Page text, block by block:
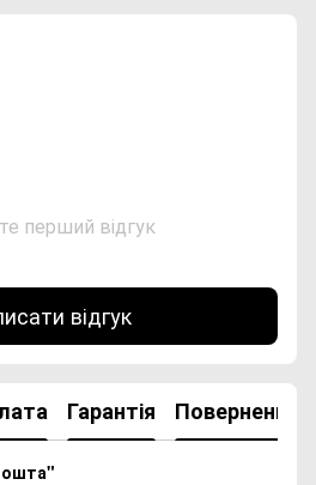
перший відгук
відгук
Гарантія Повернення